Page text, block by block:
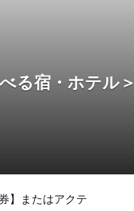
る宿・ホテル＞
】またはアクテ